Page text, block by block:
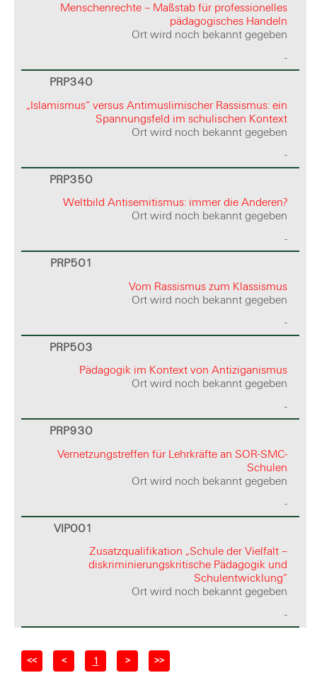
Menschenrechte – Maßstab für professionelles
pädagogisches Handeln
Ort wird noch bekannt gegeben
-
PRP340
„Islamismus“ versus Antimuslimischer Rassismus: ein
Spannungsfeld im schulischen Kontext
Ort wird noch bekannt gegeben
-
PRP350
Weltbild Antisemitismus: immer die Anderen?
Ort wird noch bekannt gegeben
-
PRP501
Vom Rassismus zum Klassismus
Ort wird noch bekannt gegeben
-
PRP503
Pädagogik im Kontext von Antiziganismus
Ort wird noch bekannt gegeben
-
PRP930
Vernetzungstreffen für Lehrkräfte an SOR-SMC-
Schulen
Ort wird noch bekannt gegeben
-
VIP001
Zusatzqualifikation „Schule der Vielfalt –
diskriminierungskritische Pädagogik und
Schulentwicklung“
Ort wird noch bekannt gegeben
-
<< < 1 > >>